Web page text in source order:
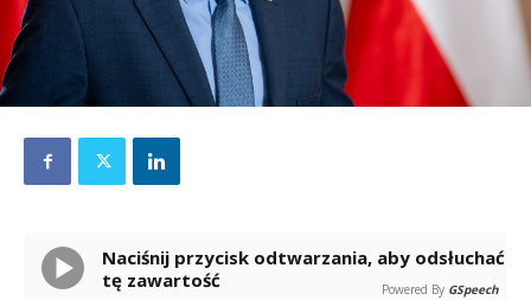
Naciśnij przycisk odtwarzania, aby odsłuchać
tę zawartość
Powered By GSpeech